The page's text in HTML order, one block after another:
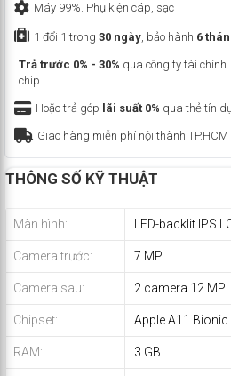
Máy 99%. Phụ kiện cáp, sạc
1 đổi 1 trong 30 ngày, bảo hành 6
Trả trước 0% - 30% qua công ty tài
chip
Hoặc trả góp lãi suất 0% qua thẻ tín
Giao hàng miễn phí nội thành TP.HCM
THÔNG SỐ KỸ THUẬT
Màn hình: LED-backlit IPS
Camera trước: 7 MP
Camera sau: 2 camera 12 MP
Chipset: Apple A11 Bionic
RAM: 3 GB